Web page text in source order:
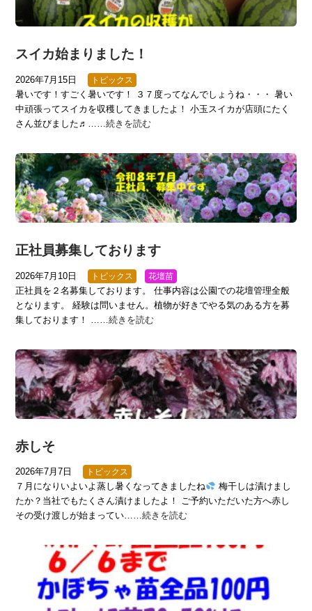
スイカ始まりました！
2026年7月15日 トピックス
暑いです！すごく暑いです！ ３７度ってなんでしょうね・・・ 暑い
中頑張ってスイカを収穫してきましたよ！ 小玉スイカが店頭にたく
さん並びました♬……続きを読む
正社員募集しております
2026年7月10日 トピックス 花壇苗
正社員を２名募集しております。 仕事内容は公園での花壇管理全般
となります。 経験は問いません。植物が好きでやる気のある方を募
集しております！ ……続きを読む
赤しそ
2026年7月7日 トピックス
７月になりいよいよ蒸し暑くなってきましたね
梅干しは漬けまし
たか？当社でもたくさん漬けましたよ！ ご予約いただいた方へ赤し
その受け渡しが始まってい……続きを読む